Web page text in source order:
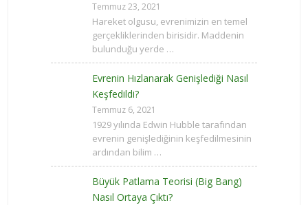
Temmuz 23, 2021
Hareket olgusu, evrenimizin en temel
gerçekliklerinden birisidir. Maddenin
bulunduğu yerde …
Evrenin Hızlanarak Genişlediği Nasıl
Keşfedildi?
Temmuz 6, 2021
1929 yılında Edwin Hubble tarafından
evrenin genişlediğinin keşfedilmesinin
ardından bilim …
Büyük Patlama Teorisi (Big Bang)
Nasıl Ortaya Çıktı?